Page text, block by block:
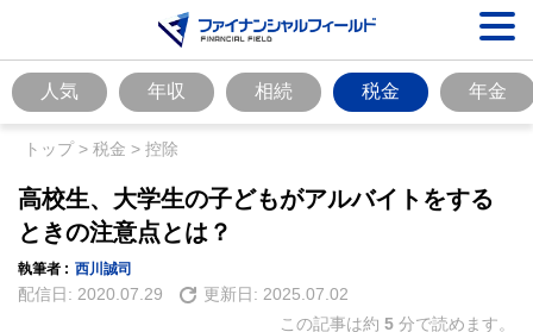
人気 年収 相続 税金 年金
トップ> 税金 > 控除
高校生、大学生の子どもがアルバイトをする
ときの注意点とは？
執筆者 : 西川誠司
配信日: 2020.07.29 更新日: 2025.07.02
この記事は約 5 分で読めます。